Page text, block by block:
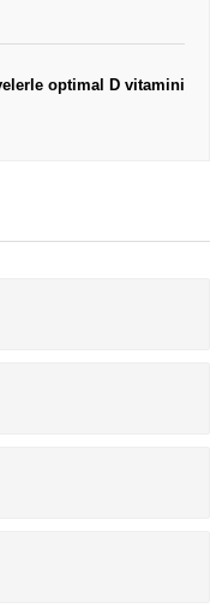
optimal D vitamini